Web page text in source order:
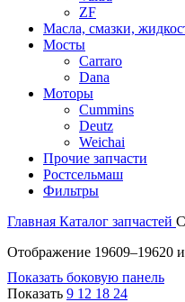
ZF
Масла, смазки,
Мосты
Carraro
Dana
Моторы
Cummins
Deutz
Weichai
Прочие запчасти
Ростсельмаш
Фильтры
Главная Каталог запчастей
Отображение 19609–19620
Показать боковую панель
Показать 9 12 18 24